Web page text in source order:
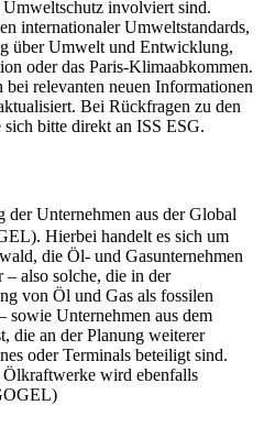
involviert sind.
internationaler Umweltstandards,
über Umwelt und Entwicklung,
oder das Paris-Klimaabkommen.
relevanten neuen Informationen
Bei Rückfragen zu den
bitte direkt an ISS ESG.
der Unternehmen aus der Global
Hierbei handelt es sich um
die Öl- und Gasunternehmen
– also solche, die in der
von Öl und Gas als fossilen
sowie Unternehmen aus dem
die an der Planung weiterer
oder Terminals beteiligt sind.
wird ebenfalls